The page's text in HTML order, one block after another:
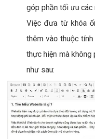
góp phần tối ưu
Việc đưa từ khóa
thêm vào thuộc
thực hiện mà không
như sau: